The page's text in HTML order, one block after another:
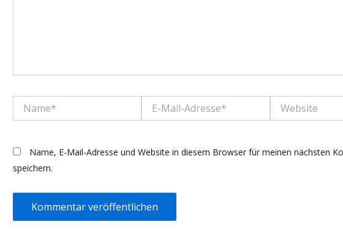
Mail-
Name, E-Mail-Adresse und Website in diesem Browser für meinen nächsten
speichern.